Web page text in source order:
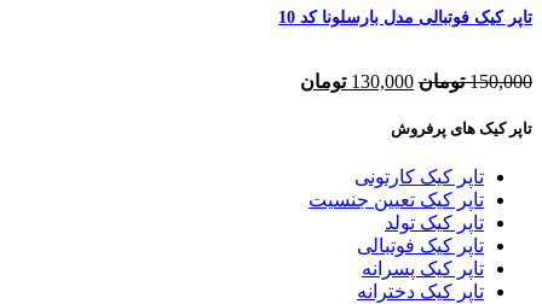
تاپر کیک فوتبالی مدل بارسلونا کد 10
150,000 تومان 130,000 تومان
تاپر کیک های پرفروش
تاپر کیک کارتونی
تاپر کیک تعیین جنسیت
تاپر کیک تولد
تاپر کیک فوتبالی
تاپر کیک پسرانه
تاپر کیک دخترانه